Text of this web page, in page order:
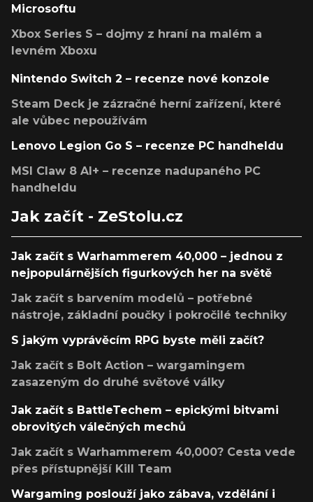
Microsoftu
Xbox Series S – dojmy z hraní na malém a
levném Xboxu
Nintendo Switch 2 – recenze nové konzole
Steam Deck je zázračné herní zařízení, které
ale vůbec nepoužívám
Lenovo Legion Go S – recenze PC handheldu
MSI Claw 8 AI+ – recenze nadupaného PC
handheldu
Jak začít - ZeStolu.cz
Jak začít s Warhammerem 40,000 – jednou z
nejpopulárnějších figurkových her na světě
Jak začít s barvením modelů – potřebné
nástroje, základní poučky i pokročilé techniky
S jakým vyprávěcím RPG byste měli začít?
Jak začít s Bolt Action – wargamingem
zasazeným do druhé světové války
Jak začít s BattleTechem – epickými bitvami
obrovitých válečných mechů
Jak začít s Warhammerem 40,000? Cesta vede
přes přístupnější Kill Team
Wargaming poslouží jako zábava, vzdělání i